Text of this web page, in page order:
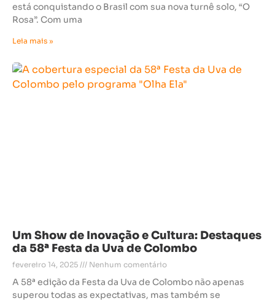
está conquistando o Brasil com sua nova turnê solo, “O
Rosa”. Com uma
Leia mais »
Um Show de Inovação e Cultura: Destaques
da 58ª Festa da Uva de Colombo
fevereiro 14, 2025 Nenhum comentário
A 58ª edição da Festa da Uva de Colombo não apenas
superou todas as expectativas, mas também se